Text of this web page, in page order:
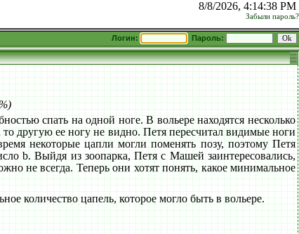
8/8/2026, 4:14:38 PM
Забыли пароль?
Логин: Пароль:
спать на одной ноге. В вольере находятся несколько
другую ее ногу не видно. Петя пересчитал видимые ноги
некоторые цапли могли поменять позу, поэтому Петя
b. Выйдя из зоопарка, Петя с Машей заинтересовались,
не всегда. Теперь они хотят понять, какое минимальное
количество цапель, которое могло быть в вольере.